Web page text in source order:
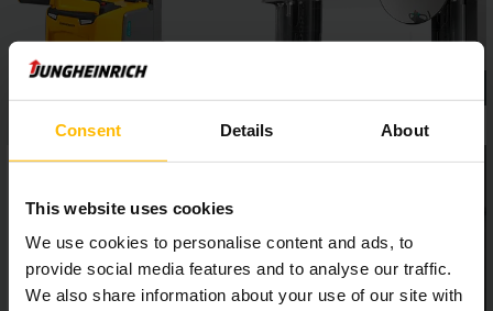
Consent Details About
This website uses cookies
We use cookies to personalise content and ads, to
provide social media features and to analyse our traffic.
We also share information about your use of our site with